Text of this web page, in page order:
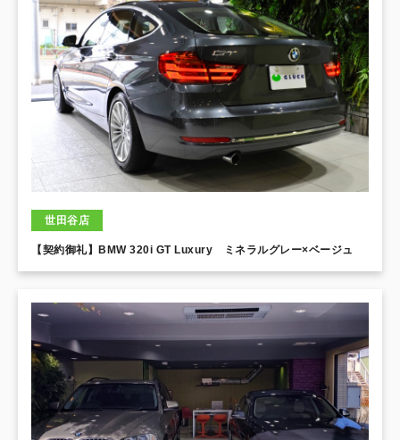
世田谷店
【契約御礼】BMW 320i GT Luxury ミネラルグレー×ベージュ